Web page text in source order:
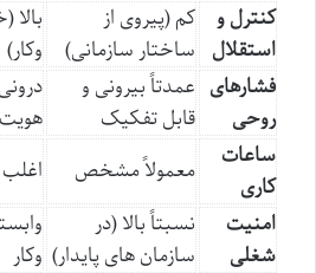
کنترل و
استقلال
کم (پیروی از
ساختار سازمانی)
وکار)
فشارهای
روحی
عمدتاً بیرونی و
قابل تفکیک
ساعات
کاری
معمولاً مشخص
امنیت
شغلی
نسبتاً بالا (در
سازمان های پایدار) وکار